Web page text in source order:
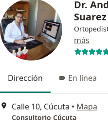
Dr.
Suarez
más
Dirección En línea
Calle 10, Cúcuta • Mapa
Consultorio Cúcuta